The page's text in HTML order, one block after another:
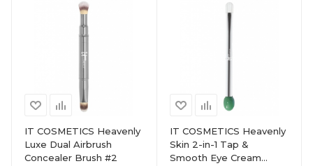
IT COSMETICS Heavenly
Luxe Dual Airbrush
Concealer Brush #2
IT COSMETICS Heavenly
Skin 2-in-1 Tap &
Smooth Eye Cream